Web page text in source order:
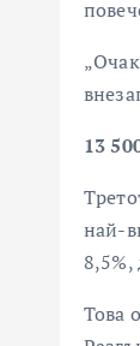
13
най-
8,5%,
Това